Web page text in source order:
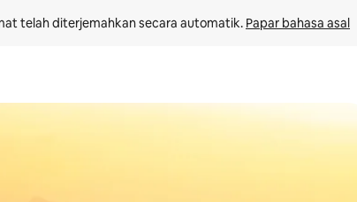
telah diterjemahkan secara automatik. Papar bahasa asal